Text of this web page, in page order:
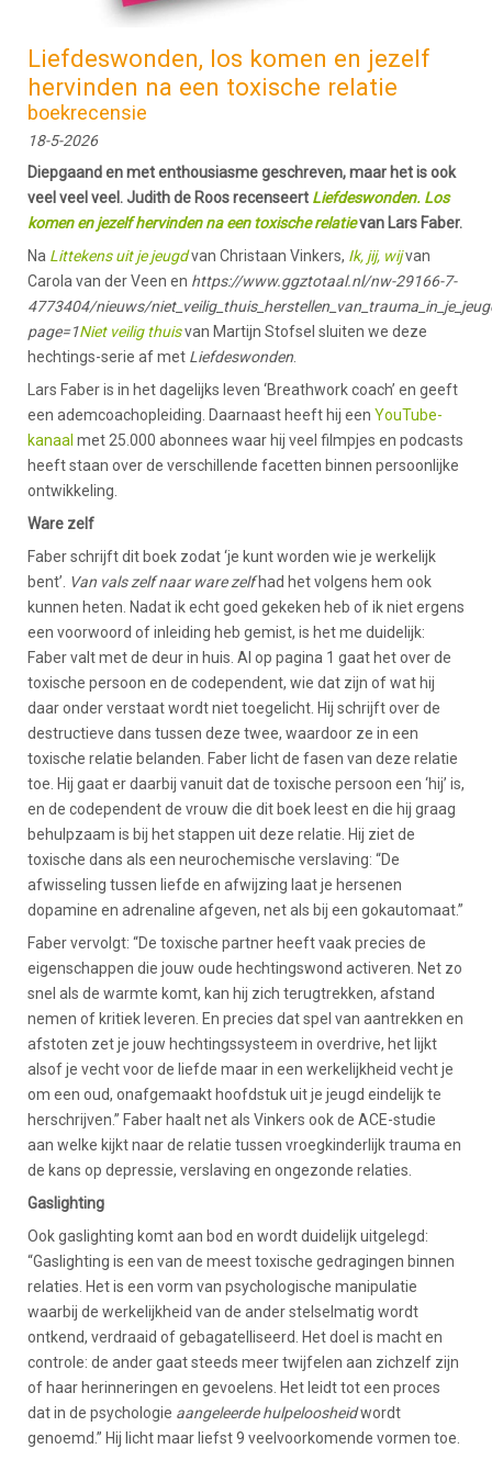
Liefdeswonden, los komen en jezelf
hervinden na een toxische relatie
boekrecensie
18-5-2026
Diepgaand en met enthousiasme geschreven, maar het is ook
veel veel veel. Judith de Roos recenseert Liefdeswonden. Los
komen en jezelf hervinden na een toxische relatievan Lars Faber.
Na Littekens uit je jeugdvan Christaan Vinkers, Ik, jij, wijvan
Carola van der Veen en https://www.ggztotaal.nl/nw-29166-7-
4773404/nieuws/
page=1Niet veilig thuisvan Martijn Stofsel sluiten we deze
hechtings-serie af met Liefdeswonden
Lars Faber is in het dagelijks leven ‘Breathwork coach’ en geeft
een ademcoachopleiding. Daarnaast heeft hij een YouTube-
kanaal met 25.000 abonnees waar hij veel filmpjes en podcasts
heeft staan over de verschillende facetten binnen persoonlijke
ontwikkeling.
Ware zelf
Faber schrijft dit boek zodat ‘je kunt worden wie je werkelijk
bent’. Van vals zelf naar ware zelfhad het volgens hem ook
kunnen heten. Nadat ik echt goed gekeken heb of ik niet ergens
een voorwoord of inleiding heb gemist, is het me duidelijk:
Faber valt met de deur in huis. Al op pagina 1 gaat het over de
toxische persoon en de codependent, wie dat zijn of wat hij
daar onder verstaat wordt niet toegelicht. Hij schrijft over de
destructieve dans tussen deze twee, waardoor ze in een
toxische relatie belanden. Faber licht de fasen van deze relatie
toe. Hij gaat er daarbij vanuit dat de toxische persoon een ‘hij’ is,
en de codependent de vrouw die dit boek leest en die hij graag
behulpzaam is bij het stappen uit deze relatie. Hij ziet de
toxische dans als een neurochemische verslaving: “De
afwisseling tussen liefde en afwijzing laat je hersenen
dopamine en adrenaline afgeven, net als bij een gokautomaat.”
Faber vervolgt: “De toxische partner heeft vaak precies de
eigenschappen die jouw oude hechtingswond activeren. Net zo
snel als de warmte komt, kan hij zich terugtrekken, afstand
nemen of kritiek leveren. En precies dat spel van aantrekken en
afstoten zet je jouw hechtingssysteem in overdrive, het lijkt
alsof je vecht voor de liefde maar in een werkelijkheid vecht je
om een oud, onafgemaakt hoofdstuk uit je jeugd eindelijk te
herschrijven.” Faber haalt net als Vinkers ook de ACE-studie
aan welke kijkt naar de relatie tussen vroegkinderlijk trauma en
de kans op depressie, verslaving en ongezonde relaties.
Gaslighting
Ook gaslighting komt aan bod en wordt duidelijk uitgelegd:
“Gaslighting is een van de meest toxische gedragingen binnen
relaties. Het is een vorm van psychologische manipulatie
waarbij de werkelijkheid van de ander stelselmatig wordt
ontkend, verdraaid of gebagatelliseerd. Het doel is macht en
controle: de ander gaat steeds meer twijfelen aan zichzelf zijn
of haar herinneringen en gevoelens. Het leidt tot een proces
dat in de psychologie aangeleerde hulpeloosheidwordt
genoemd.” Hij licht maar liefst 9 veelvoorkomende vormen toe.